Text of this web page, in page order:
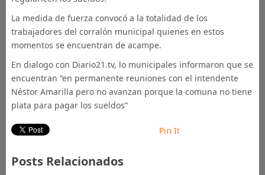
La medida de fuerza convocó a la totalidad de los
trabajadores del corralón municipal quienes en estos
momentos se encuentran de acampe.
En dialogo con Diario21.tv, lo municipales informaron que se
encuentran “en permanente reuniones con el intendente
Néstor Amarilla pero no avanzan porque la comuna no tiene
plata para pagar los sueldos”
Pin It
Posts Relacionados